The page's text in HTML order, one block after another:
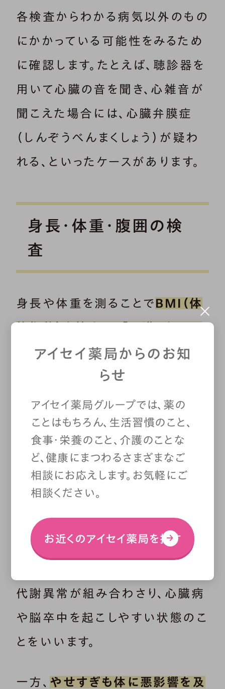
各検査からわかる病気以外のもの
にかかっている可能性をみるため
に確認します。たとえば、聴診器を
用いて心臓の音を聞き、心雑音が
聞こえた場合には、心臓弁膜症
（しんぞうべんまくしょう）が疑わ
れる、といったケースがあります。
身長・体重・腹囲の検
査
身長や体重を測ることで BMI（体
は「やせ」の状態になっていない
かを確かめます。肥満は、高血圧
や脂質異常症、心筋梗塞、糖尿病
などを含む生活習慣病を引き起こ
すため、そのリスクを判断すること
を目的としています。 腹囲はメタ
ボリックシンドローム（内臓脂肪
症候群：メタボ）の診断基準として
用いられます。メタボとは、内臓脂
代謝異常が組み合わさり、心臓病
や脳卒中を起こしやすい状態のこ
とをいいます。
一方、 やせすぎも体に悪影響を及
アイセイ薬局からのお知
らせ
アイセイ薬局グループでは、薬の
ことはもちろん、生活習慣のこと、
食事・栄養のこと、介護のことな
ど、健康にまつわるさまざまなご
相談にお応えします。お気軽にご
相談ください。
お近くのアイセイ薬局を探す